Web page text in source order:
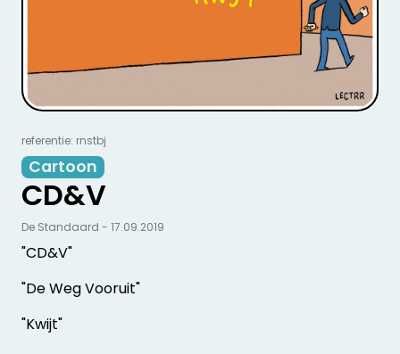
referentie: rnstbj
Cartoon
CD&V
"CD&V"
"De Weg Vooruit"
"Kwijt"
De Standaard - 17.09.2019